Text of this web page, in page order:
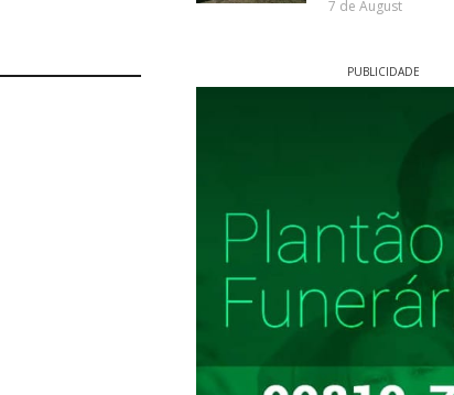
7 de August
PUBLICIDADE